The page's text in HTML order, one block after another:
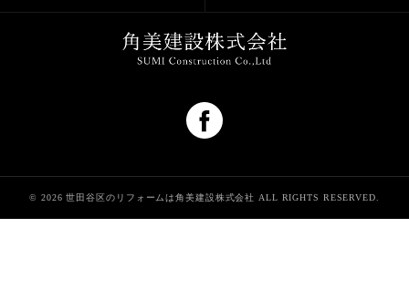
© 2026 世田谷区のリフォームは角美建設株式会社 ALL RIGHTS RESERVED.